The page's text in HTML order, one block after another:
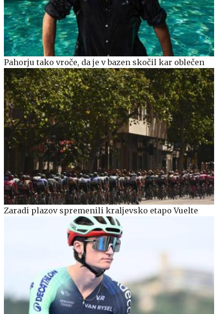
Pahorju tako vroče, da je v bazen skočil kar oblečen
Zaradi plazov spremenili kraljevsko etapo Vuelte